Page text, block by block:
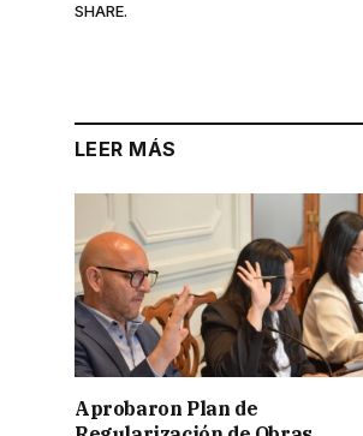
SHARE.
LEER MÁS
Aprobaron Plan de